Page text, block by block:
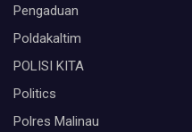
Pengaduan
Poldakaltim
POLISI KITA
Politics
Polres Malinau